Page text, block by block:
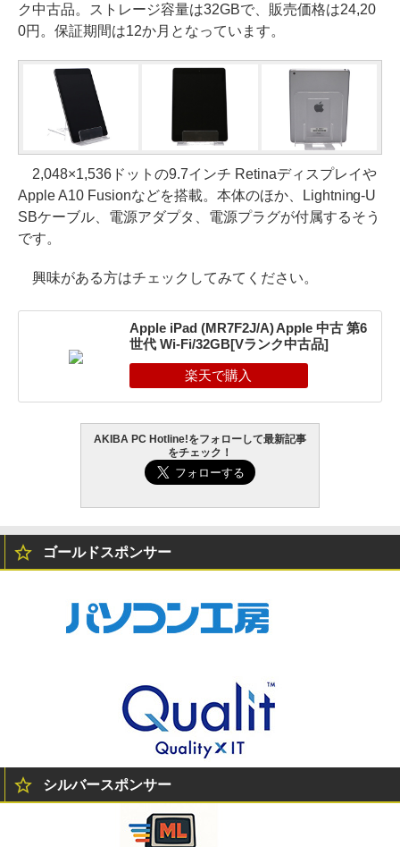
ク中古品。ストレージ容量は32GBで、販売価格は24,20
0円。保証期間は12か月となっています。
2,048×1,536ドットの9.7インチ Retinaディスプレイや
Apple A10 Fusionなどを搭載。本体のほか、Lightning-U
SBケーブル、電源アダプタ、電源プラグが付属するそう
です。
興味がある方はチェックしてみてください。
Apple iPad (MR7F2J/A) Apple 中古 第6
世代 Wi-Fi/32GB[Vランク中古品]
AKIBA PC Hotline!をフォローして最新記事
をチェック！
ゴールドスポンサー
シルバースポンサー